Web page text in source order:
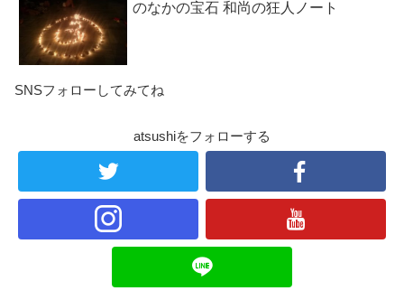
のなかの宝石 和尚の狂人ノート
SNSフォローしてみてね
atsushiをフォローする